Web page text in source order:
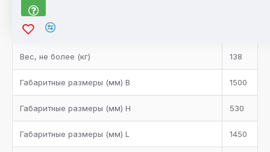
Характеристики товара
Вентилятор (n x Øмм)
Вес, не более (кг) 138
Габаритные размеры (мм) B 1500
Габаритные размеры (мм) H 530
Габаритные размеры (мм) L 1450